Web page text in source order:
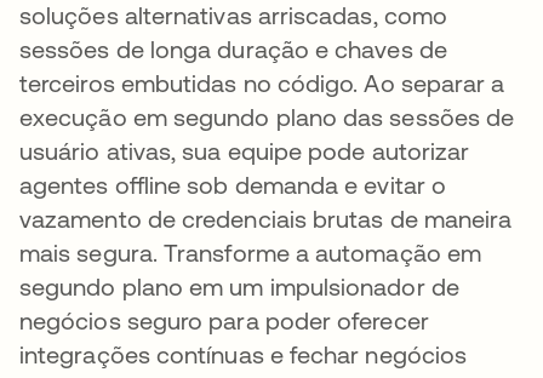
soluções alternativas arriscadas, como
sessões de longa duração e chaves de
terceiros embutidas no código. Ao separar a
execução em segundo plano das sessões de
usuário ativas, sua equipe pode autorizar
agentes offline sob demanda e evitar o
vazamento de credenciais brutas de maneira
mais segura. Transforme a automação em
segundo plano em um impulsionador de
negócios seguro para poder oferecer
integrações contínuas e fechar negócios